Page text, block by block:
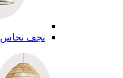
نجف نحاس